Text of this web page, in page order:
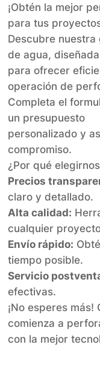
¡Obtén la mejor
para tus
Descubre
de agua,
para ofrecer
operación de
Completa el
un presupuesto
personalizado y
compromiso.
¿Por qué
Precios
claro y detallado.
Alta calidad:
cualquier
Envío rápido:
tiempo posible.
Servicio
efectivas.
¡No esperes
comienza a
con la mejor